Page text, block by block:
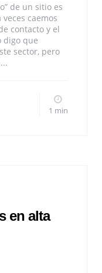
de un sitio es
caemos
contacto y el
digo que
sector, pero
1 min
en alta